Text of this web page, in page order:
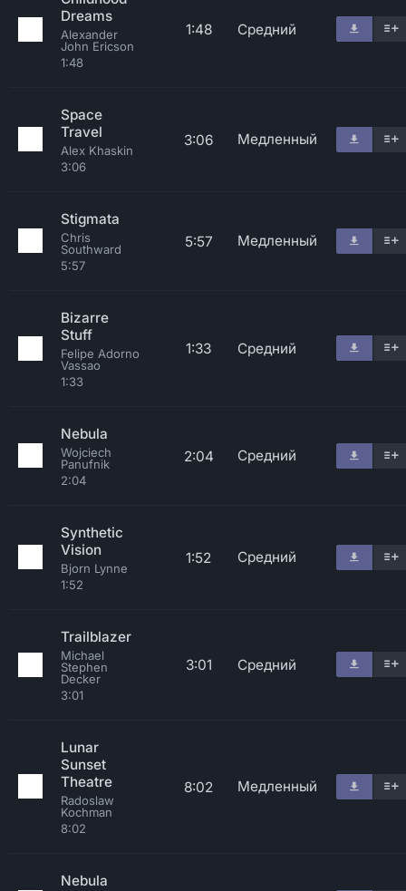
Dreams
Alexander
John Ericson
1:48
1:48 Средний
Space
Travel
Alex Khaskin
3:06
3:06 Медленный
Stigmata
Chris
Southward
5:57
5:57 Медленный
Bizarre
Stuff
Felipe Adorno
Vassao
1:33
1:33 Средний
Nebula
Wojciech
Panufnik
2:04
2:04 Средний
Synthetic
Vision
Bjorn Lynne
1:52
1:52 Средний
Trailblazer
Michael
Stephen
Decker
3:01
3:01 Средний
Lunar
Sunset
Theatre
Radoslaw
Kochman
8:02
8:02 Медленный
Nebula